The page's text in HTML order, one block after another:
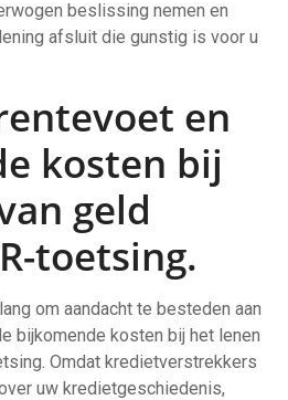
beslissing nemen en
afsluit die gunstig is voor u
en
kosten bij
geld
toetsing.
om aandacht te besteden aan
bijkomende kosten bij het lenen
Omdat kredietverstrekkers
uw kredietgeschiedenis,